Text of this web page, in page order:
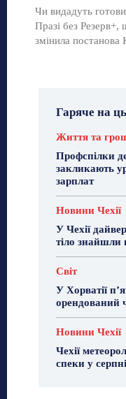
Чи видадуть
Празі без Резерв+,
змінила
Гаряче на
Життя та
Профспілки
закликають
зарплат
Новини Чехії
У Чехії
тіло знайшли
Світ
У Хорватії
орендований
Новини Чехії
Чехії
спеки у серпні